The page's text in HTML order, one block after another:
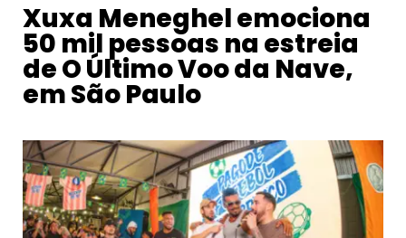
Xuxa Meneghel emociona
50 mil pessoas na estreia
de O Último Voo da Nave,
em São Paulo